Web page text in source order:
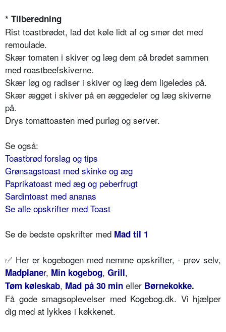
* Tilberedning
Rist toastbrødet, lad det køle lidt af og smør det med
remoulade.
Skær tomaten i skiver og læg dem på brødet sammen
med roastbeefskiverne.
Skær løg og radiser i skiver og læg dem ligeledes på.
Skær ægget i skiver på en æggedeler og læg skiverne
på.
Drys tomattoasten med purløg og server.
Se også:
Toastbrød forslag og tips
Grønsagstoast med skinke og æg
Paprikatoast med æg og peberfrugt
Sardintoast med ananas
Se alle opskrifter med Toast
Se de bedste opskrifter med Mad til 1
✅ Her er kogebogen med nemme opskrifter, - prøv selv,
Madplaner, Min kogebog, Grill,
Tøm køleskab, Mad på 30 min eller Børnekokke.
Få gode smagsoplevelser med Kogebog.dk. Vi hjælper
dig med at lykkes i køkkenet.